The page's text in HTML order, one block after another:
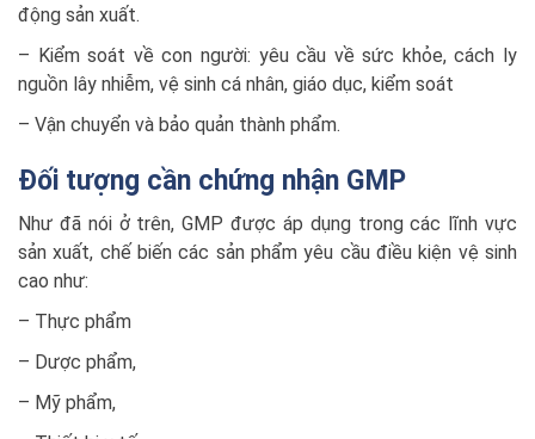
động sản xuất.
– Kiểm soát về con người: yêu cầu về sức khỏe, cách ly
nguồn lây nhiễm, vệ sinh cá nhân, giáo dục, kiểm soát
– Vận chuyển và bảo quản thành phẩm.
Đối tượng cần chứng nhận GMP
Như đã nói ở trên, GMP được áp dụng trong các lĩnh vực
sản xuất, chế biến các sản phẩm yêu cầu điều kiện vệ sinh
cao như:
– Thực phẩm
– Dược phẩm,
– Mỹ phẩm,